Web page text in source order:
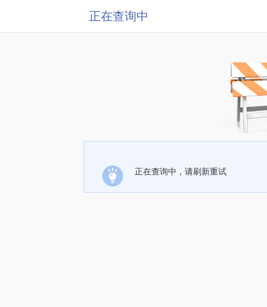
正在查询中
正在查询中，请刷新重试